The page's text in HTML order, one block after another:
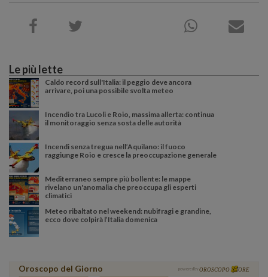
Le più lette
Caldo record sull'Italia: il peggio deve ancora
arrivare, poi una possibile svolta meteo
Incendio tra Lucoli e Roio, massima allerta: continua
il monitoraggio senza sosta delle autorità
Incendi senza tregua nell’Aquilano: il fuoco
raggiunge Roio e cresce la preoccupazione generale
Mediterraneo sempre più bollente: le mappe
rivelano un'anomalia che preoccupa gli esperti
climatici
Meteo ribaltato nel weekend: nubifragi e grandine,
ecco dove colpirà l’Italia domenica
Oroscopo del Giorno powered by OROSCOPO ORE